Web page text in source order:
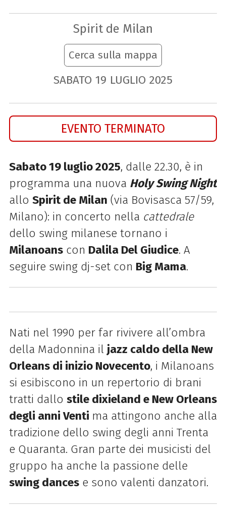
Spirit de Milan
Cerca sulla mappa
SABATO 19 LUGLIO 2025
EVENTO TERMINATO
Sabato 19 luglio 2025, dalle 22.30, è in
programma una nuova Holy Swing Night
allo Spirit de Milan (via Bovisasca 57/59,
Milano): in concerto nella cattedrale
dello swing milanese tornano i
Milanoanscon Dalila Del Giudice. A
seguire swing dj-set con Big Mama.
Nati nel 1990 per far rivivere all’ombra
della Madonnina il jazz caldo della New
Orleans di inizio Novecento, i Milanoans
si esibiscono in un repertorio di brani
tratti dallo stile dixieland e New Orleans
degli anni Venti ma attingono anche alla
tradizione dello swing degli anni Trenta
e Quaranta. Gran parte dei musicisti del
gruppo ha anche la passione delle
swing dancese sono valenti danzatori.